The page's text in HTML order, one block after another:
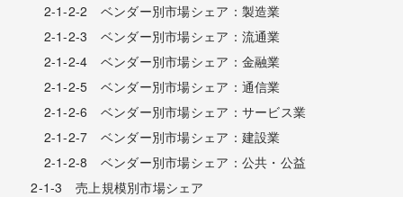
2-1-2-2 ベンダー別市場シェア：製造業
2-1-2-3 ベンダー別市場シェア：流通業
2-1-2-4 ベンダー別市場シェア：金融業
2-1-2-5 ベンダー別市場シェア：通信業
2-1-2-6 ベンダー別市場シェア：サービス業
2-1-2-7 ベンダー別市場シェア：建設業
2-1-2-8 ベンダー別市場シェア：公共・公益
2-1-3 売上規模別市場シェア